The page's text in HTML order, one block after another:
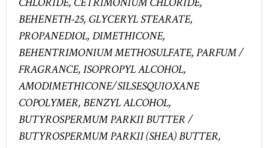
BEHENETH-25, GLYCERYL STEARATE,
PROPANEDIOL, DIMETHICONE,
BEHENTRIMONIUM METHOSULFATE, PARFUM /
FRAGRANCE, ISOPROPYL ALCOHOL,
AMODIMETHICONE/SILSESQUIOXANE
COPOLYMER, BENZYL ALCOHOL,
BUTYROSPERMUM PARKII BUTTER /
BUTYROSPERMUM PARKII (SHEA) BUTTER,